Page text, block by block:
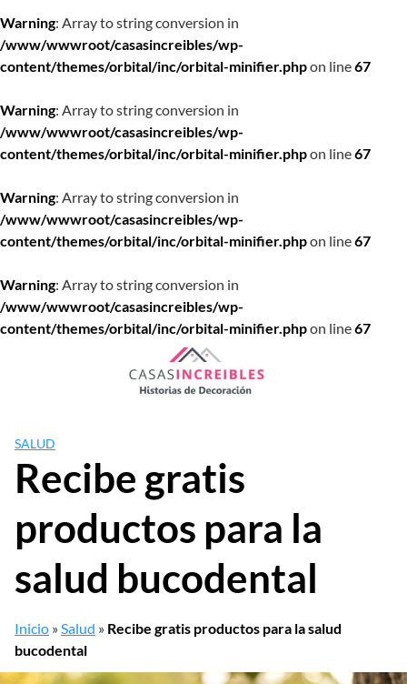
Warning: Array to string conversion in
/www/wwwroot/casasincreibles/wp-
content/themes/orbital/inc/orbital-minifier.phpon line67
Warning: Array to string conversion in
/www/wwwroot/casasincreibles/wp-
content/themes/orbital/inc/orbital-minifier.phpon line67
Warning: Array to string conversion in
/www/wwwroot/casasincreibles/wp-
content/themes/orbital/inc/orbital-minifier.phpon line67
Warning: Array to string conversion in
/www/wwwroot/casasincreibles/wp-
content/themes/orbital/inc/orbital-minifier.phpon line67
SALUD
Recibe gratis
productos para la
salud bucodental
Inicio »Salud » Recibe gratis productos para la salud
bucodental